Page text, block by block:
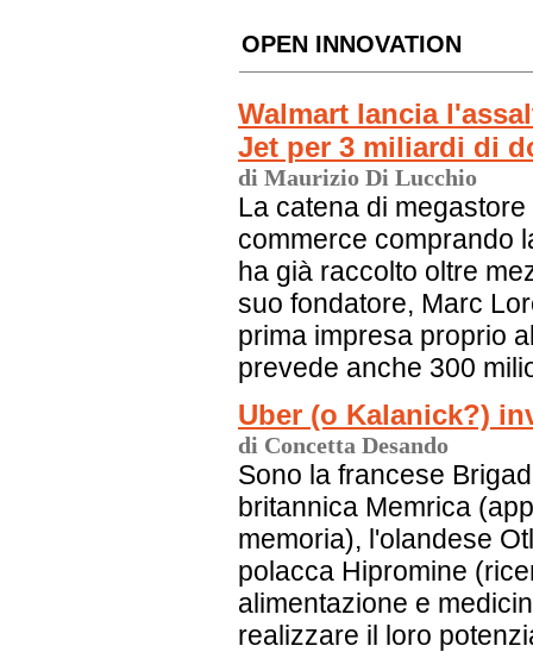
OPEN INNOVATION
Walmart lancia
Jet per 3 miliardi di
di Maurizio Di Lucchio
La catena di
commerce comprando
ha già raccolto oltre
suo fondatore, Marc
prima impresa proprio
prevede anche 300
Uber (o Kalanick?)
di Concetta Desando
Sono la francese
britannica Memrica
memoria), l'olandese
polacca Hipromine
alimentazione e
realizzare il loro